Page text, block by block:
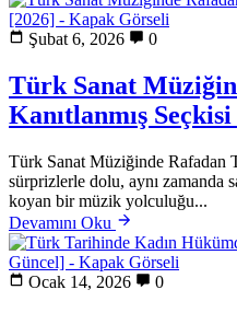
Şubat 6, 2026 0
Türk Sanat
Kanıtlanmış Seçkisi
Türk Sanat Müziğinde Rafadan
sürprizlerle dolu, aynı zamanda
koyan bir müzik yolculuğu...
Devamını Oku
Ocak 14, 2026 0